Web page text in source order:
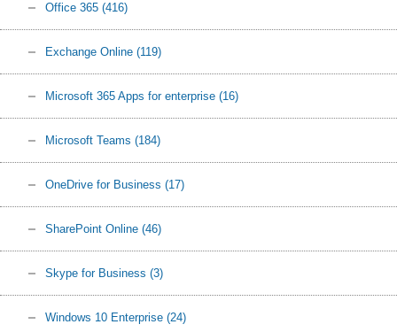
Office 365 (416)
Exchange Online (119)
Microsoft 365 Apps for enterprise (16)
Microsoft Teams (184)
OneDrive for Business (17)
SharePoint Online (46)
Skype for Business (3)
Windows 10 Enterprise (24)